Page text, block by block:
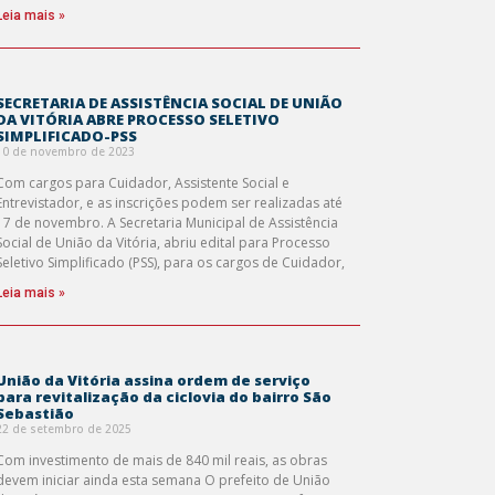
mais »
DE ASSISTÊNCIA SOCIAL DE UNIÃO
VITÓRIA ABRE PROCESSO SELETIVO
PSS
de novembro de 2023
cargos para Cuidador, Assistente Social e
e as inscrições podem ser realizadas até
de novembro. A Secretaria Municipal de Assistência
de União da Vitória, abriu edital para Processo
Simplificado (PSS), para os cargos de Cuidador,
mais »
da Vitória assina ordem de serviço
revitalização da ciclovia do bairro São
de setembro de 2025
investimento de mais de 840 mil reais, as obras
iniciar ainda esta semana O prefeito de União